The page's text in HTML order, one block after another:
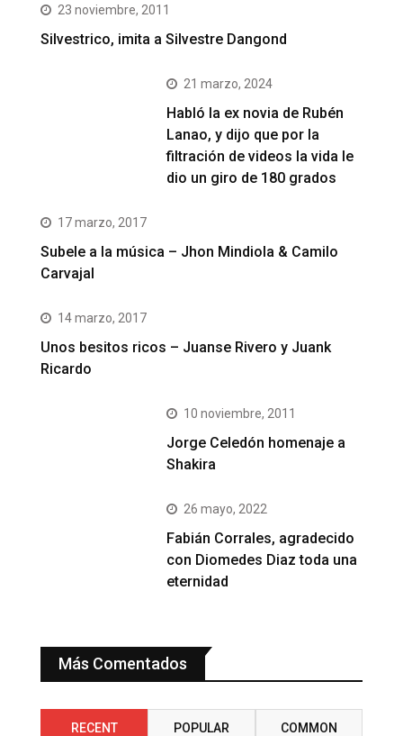
23 noviembre, 2011
Silvestrico, imita a Silvestre Dangond
21 marzo, 2024
Habló la ex novia de Rubén
Lanao, y dijo que por la
filtración de videos la vida le
dio un giro de 180 grados
17 marzo, 2017
Subele a la música – Jhon Mindiola & Camilo
Carvajal
14 marzo, 2017
Unos besitos ricos – Juanse Rivero y Juank
Ricardo
10 noviembre, 2011
Jorge Celedón homenaje a
Shakira
26 mayo, 2022
Fabián Corrales, agradecido
con Diomedes Diaz toda una
eternidad
Más Comentados
RECENT POPULAR COMMON